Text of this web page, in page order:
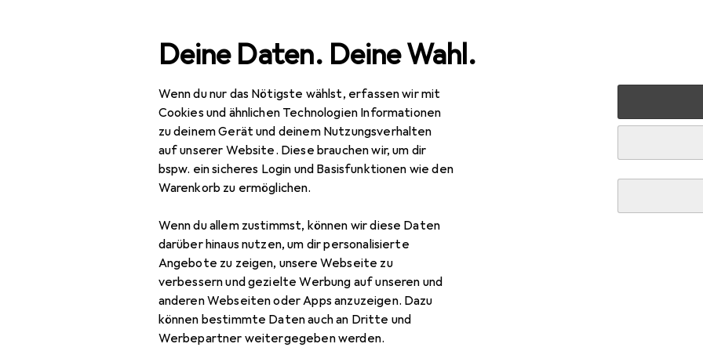
Deine Daten. Deine Wahl.
Wenn du nur das Nötigste wählst, erfassen wir mit
Cookies und ähnlichen Technologien Informationen
zu deinem Gerät und deinem Nutzungsverhalten
auf unserer Website. Diese brauchen wir, um dir
bspw. ein sicheres Login und Basisfunktionen wie den
Warenkorb zu ermöglichen.
Wenn du allem zustimmst, können wir diese Daten
darüber hinaus nutzen, um dir personalisierte
Angebote zu zeigen, unsere Webseite zu
verbessern und gezielte Werbung auf unseren und
anderen Webseiten oder Apps anzuzeigen. Dazu
können bestimmte Daten auch an Dritte und
Werbepartner weitergegeben werden.
Navigation nach KategorienGesamtsortiment Baumarkt + Garten Elektrobedarf